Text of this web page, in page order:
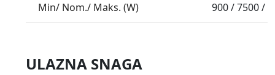
Min/ Nom./ Maks. (W) 900 / 7500 /
ULAZNA SNAGA